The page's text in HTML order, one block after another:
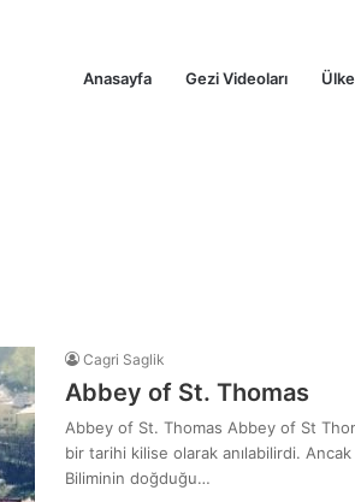
Anasayfa Gezi Videoları
Cagri Saglik
Abbey of St. Thomas
Abbey of St. Thomas Abbey of St
bir tarihi kilise olarak anılabilirdi.
Biliminin doğduğu…